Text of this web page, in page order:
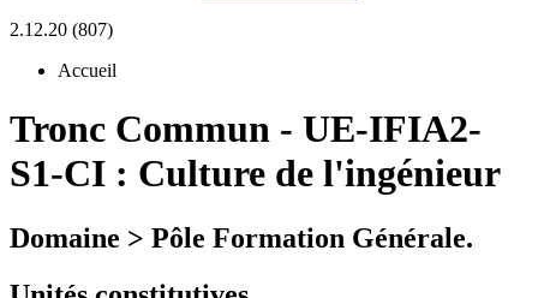
2.12.20 (807)
Accueil
Tronc Commun - UE-IFIA2-
S1-CI : Culture de l'ingénieur
Domaine > Pôle Formation Générale.